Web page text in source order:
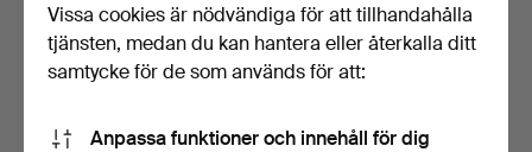
LARS NORRMAN.
färglitografi, man bland
seg…
12 dagar
53 USD
Vissa cookies är nödvändiga för att tillhandahålla
tjänsten, medan du kan hantera eller återkalla ditt
samtycke för de som används för att:
Anpassa funktioner och innehåll för dig